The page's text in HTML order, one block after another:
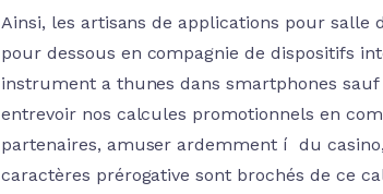
Ainsi, les artisans de applications pour
pour dessous en compagnie de dispositifs
instrument a thunes dans smartphones
entrevoir nos calcules promotionnels en
partenaires, amuser ardemment í du
caractères prérogative sont brochés de ce